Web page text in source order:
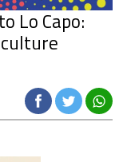
Lo Capo: